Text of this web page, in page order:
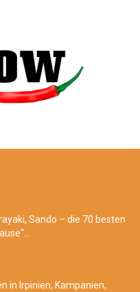
Sando – die 70 besten
in Irpinien, Kampanien,